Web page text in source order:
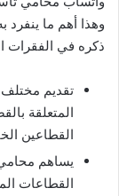
وهذا أهم ما
ذكره في الفقرات
تقديم مختلف
المتعلقة
القطاعين
يساهم
القطاعات